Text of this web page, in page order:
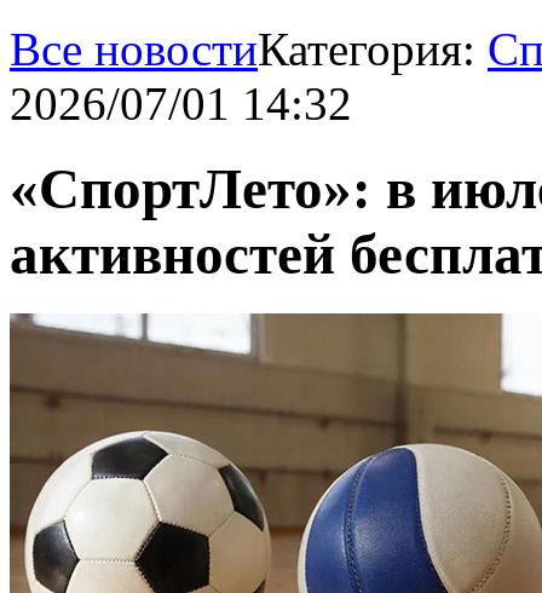
Все новостиКатегория:
2026/07/01 14:32
«СпортЛето»: в
активностей